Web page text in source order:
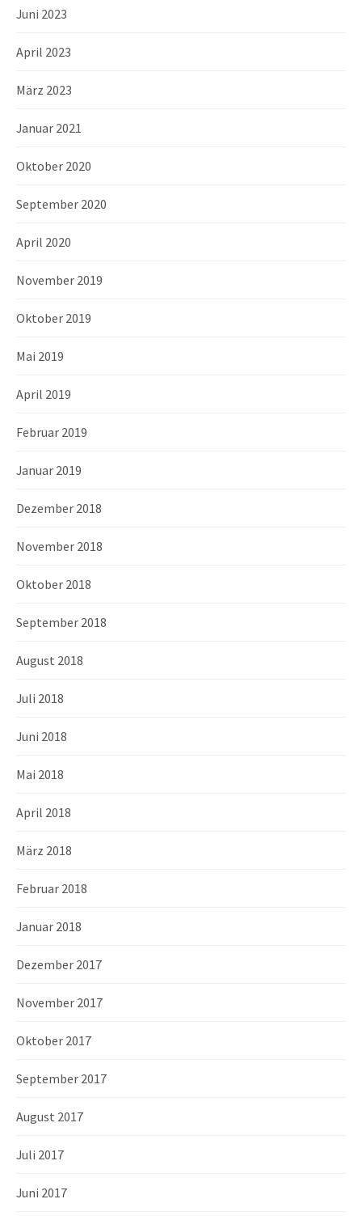
Juni 2023
April 2023
März 2023
Januar 2021
Oktober 2020
September 2020
April 2020
November 2019
Oktober 2019
Mai 2019
April 2019
Februar 2019
Januar 2019
Dezember 2018
November 2018
Oktober 2018
September 2018
August 2018
Juli 2018
Juni 2018
Mai 2018
April 2018
März 2018
Februar 2018
Januar 2018
Dezember 2017
November 2017
Oktober 2017
September 2017
August 2017
Juli 2017
Juni 2017